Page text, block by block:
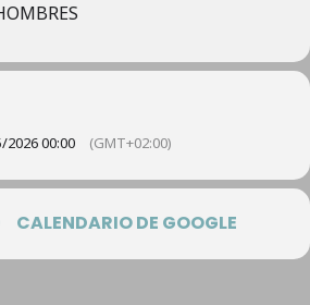
2026 00:00 (GMT+02:00)
CALENDARIO DE GOOGLE